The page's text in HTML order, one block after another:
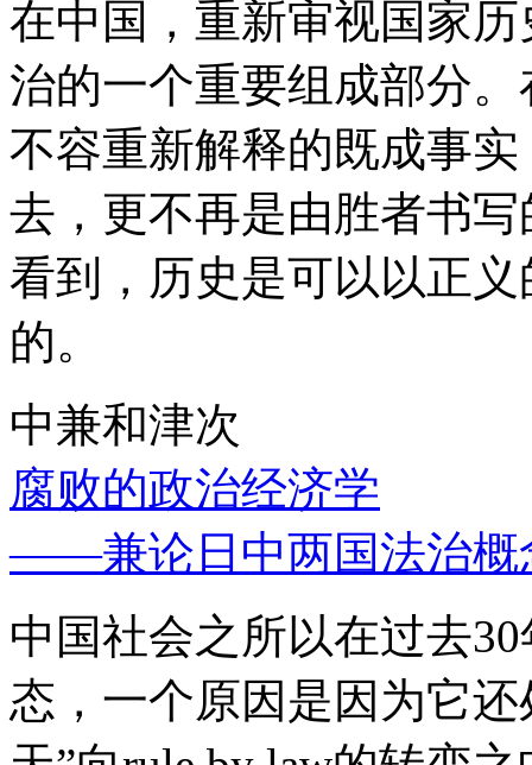
在中国，重新审视国家
治的一个重要组成部分
不容重新解释的既成事
去，更不再是由胜者书
看到，历史是可以以正
的。
中兼和津次
腐败的政治经济学
——兼论日中两国法治概
中国社会之所以在过去
态，一个原因是因为它